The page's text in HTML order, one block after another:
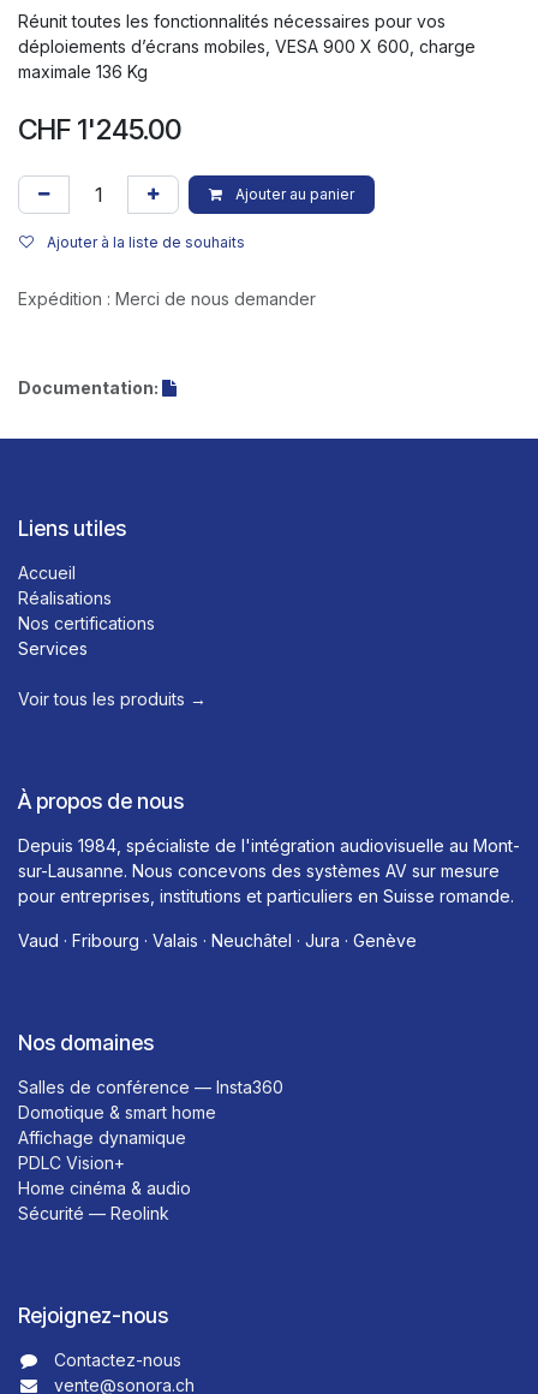
Réunit toutes les fonctionnalités nécessaires pour vos
déploiements d’écrans mobiles, VESA 900 X 600, charge
maximale 136 Kg
CHF 1'245.00
Ajouter au panier
Ajouter à la liste de souhaits
Expédition : Merci de nous demander
Documentation:
Liens utiles
Accueil
Réalisations
Nos certifications
Services
Voir tous les produits →​
À propos de nous
Depuis 1984, spécialiste de l'intégration audiovisuelle au Mont-
sur-Lausanne. Nous concevons des systèmes AV sur mesure
pour entreprises, institutions et particuliers en Suisse romande.
Vaud · Fribourg · Valais · Neuchâtel · Jura · Genève
Nos domaines
Salles de conférence — Insta360
Domotique & smart home
Affichage dynamique
PDLC Vision+
Home cinéma & audio
Sécurité — Reolink
Rejoignez-nous
Contactez-nous​​
vente@sonora.ch